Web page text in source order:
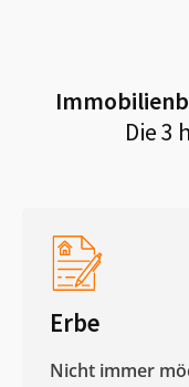
Die 3
Erbe
Nicht immer